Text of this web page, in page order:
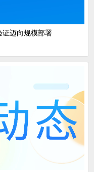
迈向规模部署